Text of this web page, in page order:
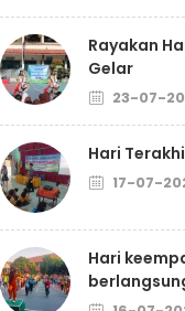
Rayakan
Gelar
23-07-
Hari
17-07-
Hari